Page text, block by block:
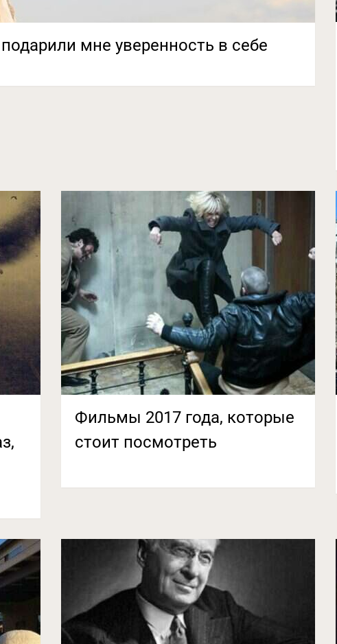
мне уверенность в себе
Фильмы 2017 года, которые
стоит посмотреть